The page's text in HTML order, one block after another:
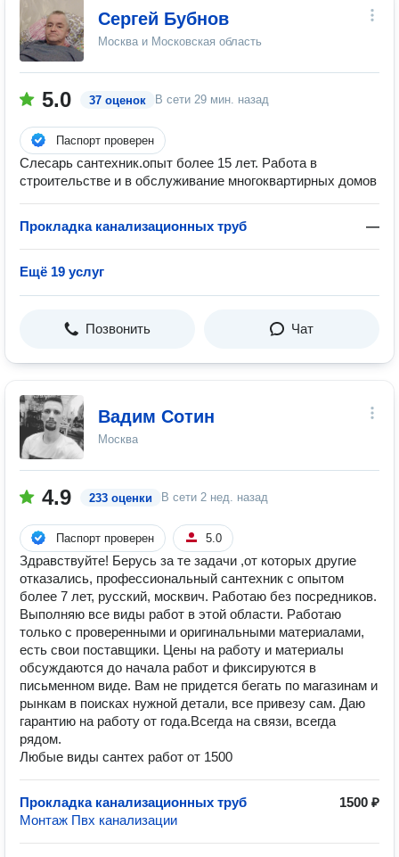
Сергей Бубнов
Москва и Московская область
5.0 37 оценок В сети 29 мин. назад
Паспорт проверен
Слесарь сантехник.опыт более 15 лет. Работа в
строительстве и в обслуживание многоквартирных домов
Прокладка канализационных труб —
Ещё 19 услуг
Позвонить Чат
Вадим Сотин
Москва
4.9 233 оценки В сети 2 нед. назад
Паспорт проверен 5.0
Здравствуйте! Берусь за те задачи ,от которых другие
отказались, профессиональный сантехник с опытом
более 7 лет, русский, москвич. Работаю без посредников.
Выполняю все виды работ в этой области. Работаю
только с проверенными и оригинальными материалами,
есть свои поставщики. Цены на работу и материалы
обсуждаются до начала работ и фиксируются в
письменном виде. Вам не придется бегать по магазинам и
рынкам в поисках нужной детали, все привезу сам. Даю
гарантию на работу от года.Всегда на связи, всегда
рядом.
Любые виды сантех работ от 1500
Прокладка канализационных труб
1500 ₽
Монтаж Пвх канализации